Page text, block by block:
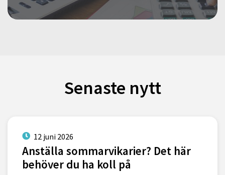
Senaste nytt
12 juni 2026
Anställa sommarvikarier? Det här
behöver du ha koll på